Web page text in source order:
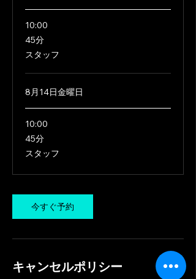
10:00
45分
45
分
スタッフ
8月14日金曜日
10:00
45分
45
分
スタッフ
今すぐ予約
キャンセルポリシー